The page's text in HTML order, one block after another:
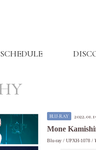
SCHEDULE
BLU-RAY
Mone
Blu-ray UPXH-1078